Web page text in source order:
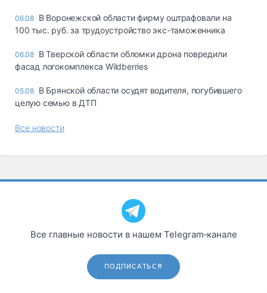
06.08 В Воронежской области фирму оштрафовали на
100 тыс. руб. за трудоустройство экс-таможенника
06.08 В Тверской области обломки дрона повредили
фасад логокомплекса Wildberries
05.08 В Брянской области осудят водителя, погубившего
целую семью в ДТП
Все новости
Все главные новости в нашем Telegram‑канале
ПОДПИСАТЬСЯ